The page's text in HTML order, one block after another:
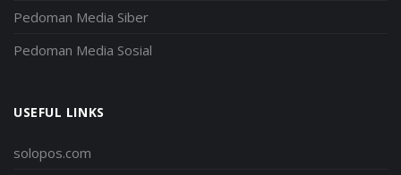
Pedoman Media Siber
Pedoman Media Sosial
USEFUL LINKS
solopos.com